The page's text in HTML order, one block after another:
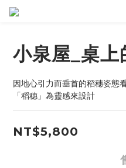
小泉屋_桌
因地心引力而垂首的稻穗姿態
「稻穗」為靈感來設計
NT$5,800